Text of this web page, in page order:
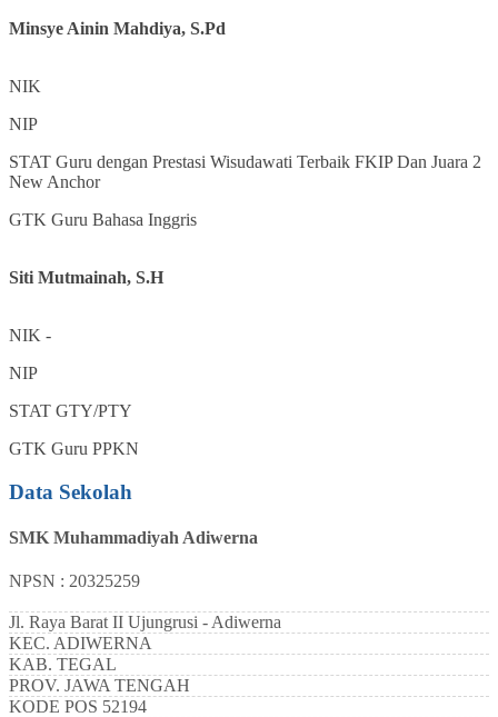
Minsye Ainin Mahdiya, S.Pd
NIK
NIP
STAT Guru dengan Prestasi Wisudawati Terbaik FKIP Dan Juara 2
New Anchor
GTK Guru Bahasa Inggris
Siti Mutmainah, S.H
NIK -
NIP
STAT GTY/PTY
GTK Guru PPKN
Data Sekolah
SMK Muhammadiyah Adiwerna
NPSN : 20325259
Jl. Raya Barat II Ujungrusi - Adiwerna
KEC. ADIWERNA
KAB. TEGAL
PROV. JAWA TENGAH
KODE POS 52194